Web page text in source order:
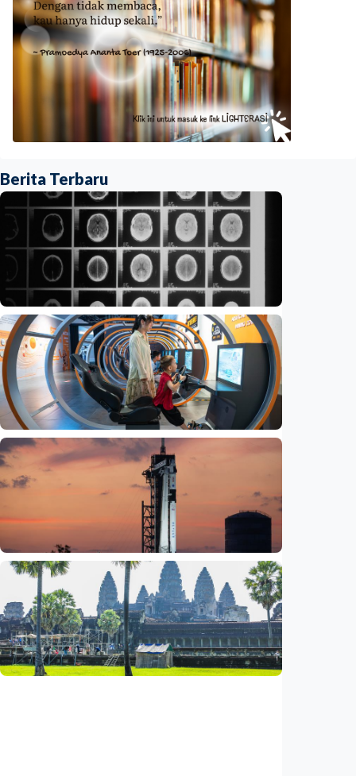
Berita Terbaru
Iptek
Ilmuwan kembangkan nanopartikel yang
membantu ahli bedah melacak dan
membunuh kanker otak mematikan
Indonesia•07 Aug 2026
Iptek
Jelang misi bawa pulang sampel Mars, China
siapkan laboratorium perlindungan planet
Indonesia
Iptek
Bagian roket Falcon 9 SpaceX akan hantam
Bulan, NASA pastikan Bumi aman
Indonesia•05 Aug 2026